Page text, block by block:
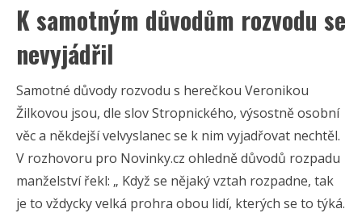
K samotným důvodům rozvodu se
nevyjádřil
Samotné důvody rozvodu s herečkou Veronikou
Žilkovou jsou, dle slov Stropnického, výsostně osobní
věc a někdejší velvyslanec se k nim vyjadřovat nechtěl.
V rozhovoru pro Novinky.cz ohledně důvodů rozpadu
manželství řekl: „ Když se nějaký vztah rozpadne, tak
je to vždycky velká prohra obou lidí, kterých se to týká.